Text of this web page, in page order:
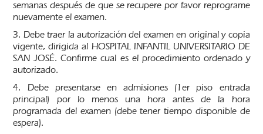
semanas después de que se recupere por favor reprograme
nuevamente el examen.
3. Debe traer la autorización del examen en original y copia
vigente, dirigida al HOSPITAL INFANTIL UNIVERSITARIO DE
SAN JOSÉ. Confirme cual es el procedimiento ordenado y
autorizado.
4. Debe presentarse en admisiones (1er piso entrada
principal) por lo menos una hora antes de la hora
programada del examen (debe tener tiempo disponible de
espera).